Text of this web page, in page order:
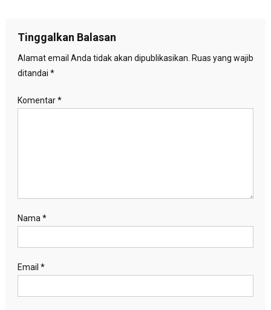
Tinggalkan Balasan
Alamat email Anda tidak akan dipublikasikan. Ruas yang wajib
ditandai *
Komentar*
Nama *
Email *